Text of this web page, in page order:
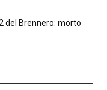
del Brennero: morto